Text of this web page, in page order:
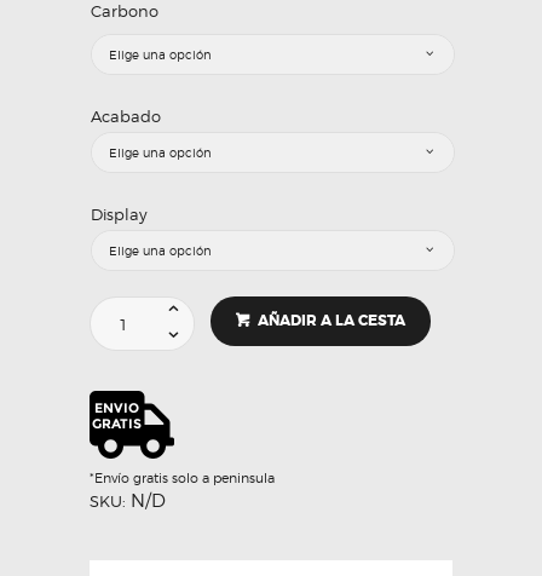
Carbono
Acabado
Display
Volante
deportivo
carbono
RSIC6
cantidad
AÑADIR A LA CESTA
*Envío gratis solo a peninsula
SKU: N/D